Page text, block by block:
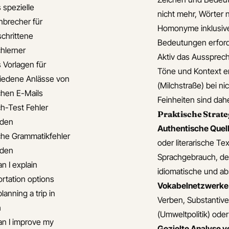
spezielle
für
Vorlagen für
Anlässe von
E-Mails
Test Fehler
Grammatikfehler
I explain
options
a trip in
I improve my
nicht mehr, Wörter
Homonyme
Bedeutungen
Aktiv das
Töne und Kontext
(Milchstraße) bei
Feinheiten sind
Praktische
Authentische
oder literarische
Sprachgebrauch,
idiomatische und
Verben,
(Umweltpolitik)